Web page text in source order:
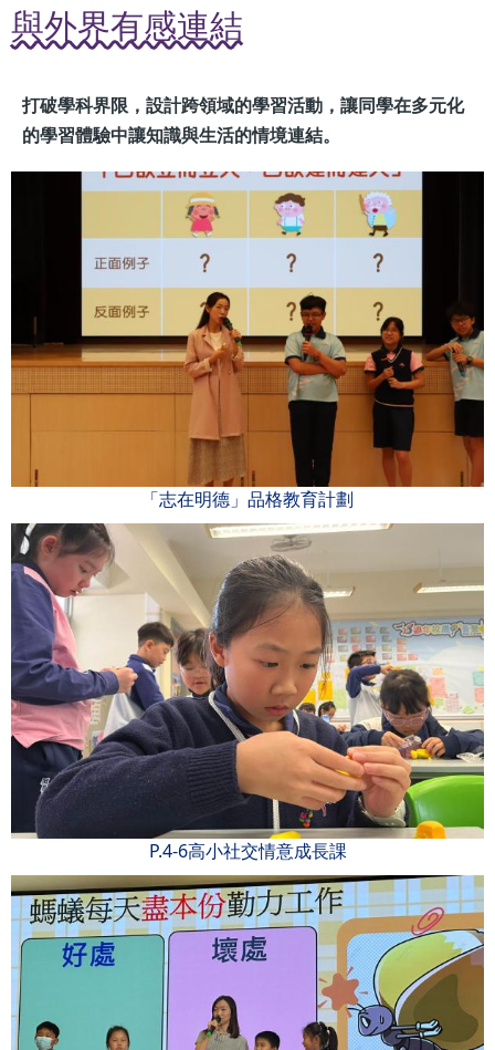
與外界有感連結
打破學科界限，設計跨領域的學習活動，讓同學在多元化
的學習體驗中讓知識與生活的情境連結。
「志在明德」品格教育計劃
P.4-6高小社交情意成長課